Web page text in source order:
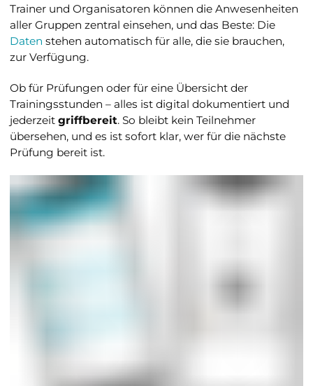
Trainer und Organisatoren können die Anwesenheiten
aller Gruppen zentral einsehen, und das Beste: Die
Daten stehen automatisch für alle, die sie brauchen,
zur Verfügung.
Ob für Prüfungen oder für eine Übersicht der
Trainingsstunden – alles ist digital dokumentiert und
jederzeit griffbereit. So bleibt kein Teilnehmer
übersehen, und es ist sofort klar, wer für die nächste
Prüfung bereit ist.